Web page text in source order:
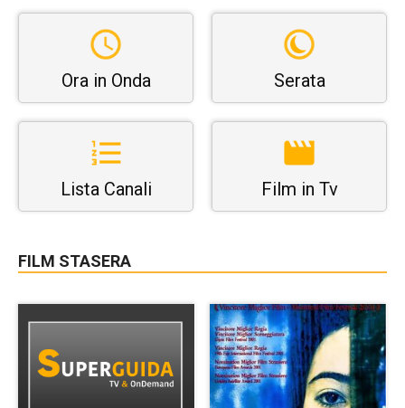
Ora in Onda Serata
Lista Canali Film in Tv
FILM STASERA